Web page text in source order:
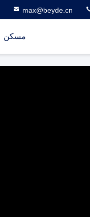
max@beyde.cn
مسكن